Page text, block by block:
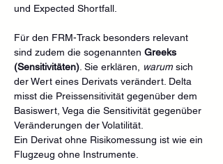
und Expected Shortfall.
Für den FRM-Track besonders relevant
sind zudem die sogenannten Greeks
(Sensitivitäten) . Sie erklären, warum sich
der Wert eines Derivats verändert. Delta
misst die Preissensitivität gegenüber dem
Basiswert, Vega die Sensitivität gegenüber
Veränderungen der Volatilität.
Ein Derivat ohne Risikomessung ist wie ein
Flugzeug ohne Instrumente.